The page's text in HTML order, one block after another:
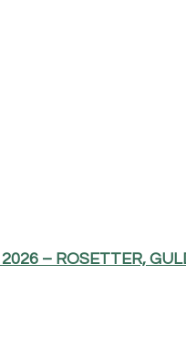
– ROSETTER,